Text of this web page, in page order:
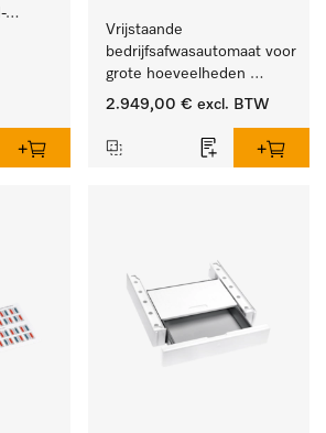
Vrijstaande
bedrijfsafwasautomaat voor
grote hoeveelheden
serviesgoed thuis en in
2.949,00 € excl. BTW